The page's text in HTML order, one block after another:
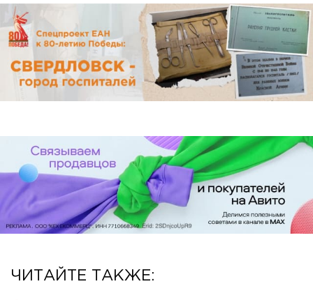
ЧИТАЙТЕ ТАКЖЕ: